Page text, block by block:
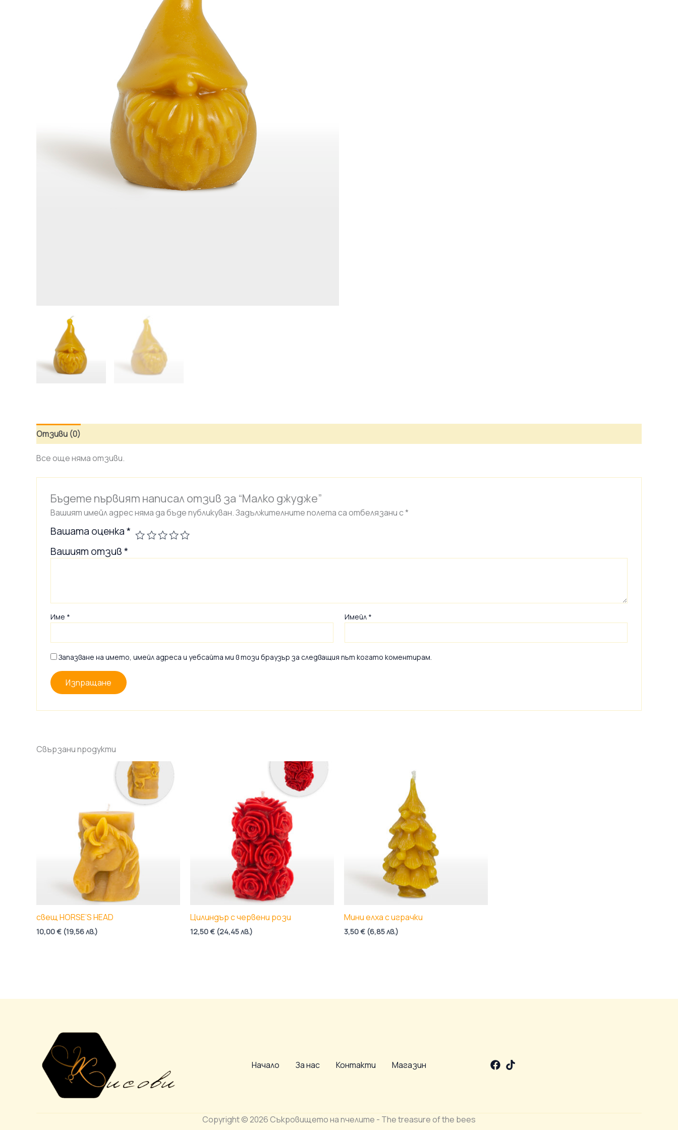
Отзиви (0)
Все още няма отзиви.
Бъдете първият написал отзив за “Малко джудже”
Вашият имейл адрес няма да бъде публикуван.Задължителните полета са отбелязани с*
Вашата оценка*
Вашият отзив*
Име * Имейл *
Запазване на името, имейл адреса и уебсайта ми в този браузър за следващия път когато коментирам.
Свързани продукти
свещ HORSE’S HEAD
10,00€ (19,56лв.)
Цилиндър с червени рози
12,50€ (24,45лв.)
Мини елха с играчки
3,50€ (6,85лв.)
Начало За нас Контакти Магазин
Copyright © 2026 Съкровището на пчелите - The treasure of the bees